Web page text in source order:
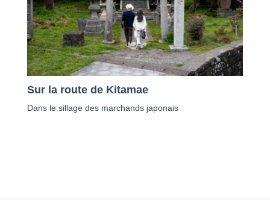
Sur la route de Kitamae
Dans le sillage des marchands japonais